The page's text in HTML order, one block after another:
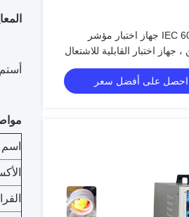
IEC 60754 25A جهاز اختبار مؤشر
جهاز اختبار القابلية للاشتعال
احصل على أفضل سعر
أستم D 2863، إسو 4589-2، نيس 714
اسم